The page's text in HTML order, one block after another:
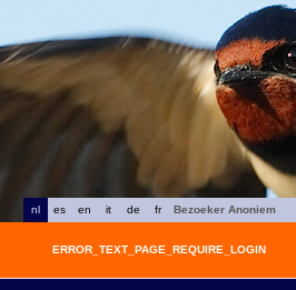
fr
de
it
en
es
nl
Bezoeker Anoniem
ERROR_TEXT_PAGE_REQUIRE_LOGIN